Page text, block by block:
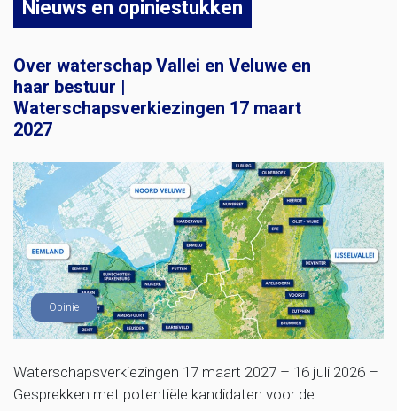
Nieuws en opiniestukken
Over waterschap Vallei en Veluwe en
haar bestuur |
Waterschapsverkiezingen 17 maart
2027
Opinie
Waterschapsverkiezingen 17 maart 2027 – 16 juli 2026 –
Gesprekken met potentiële kandidaten voor de